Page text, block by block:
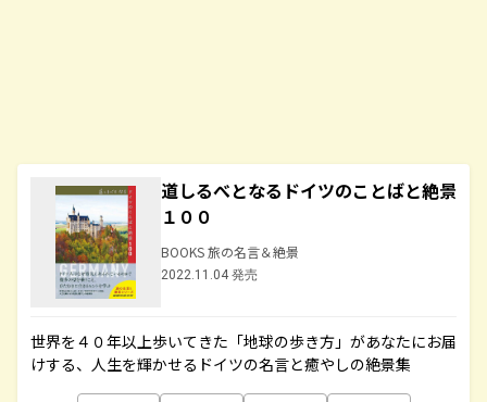
道しるべとなるドイツのことばと絶景
１００
BOOKS 旅の名言＆絶景
2022.11.04 発売
世界を４０年以上歩いてきた「地球の歩き方」があなたにお届
けする、人生を輝かせるドイツの名言と癒やしの絶景集